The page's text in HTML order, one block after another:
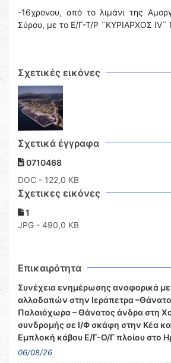
-16χρονου, από το λιμάνι της
Σύρου, με το Ε/Γ-Τ/Ρ ¨ΚΥΡΙΑΡΧΟΣ IV¨
Σχετικές εικόνες
Σχετικά έγγραφα
0710468
DOC - 122,0 KB
Σχετικες εικόνες
1
JPG - 490,0 KB
Επικαιρότητα
Συνέχεια ενημέρωσης αναφορικά
αλλοδαπών στην Ιεράπετρα
Παλαιόχωρα – Θάνατος άνδρα στη
συνδρομής σε Ι/Φ σκάφη στην Κέα
Εμπλοκή κάβου Ε/Γ-Ο/Γ πλοίου στο
06/08/26